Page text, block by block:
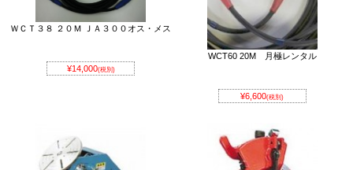
ＷＣＴ３８ ２０Ｍ ＪＡ３００オス・メス
¥14,000(税別)
WCT60 20M 月極レンタル
¥6,600(税別)